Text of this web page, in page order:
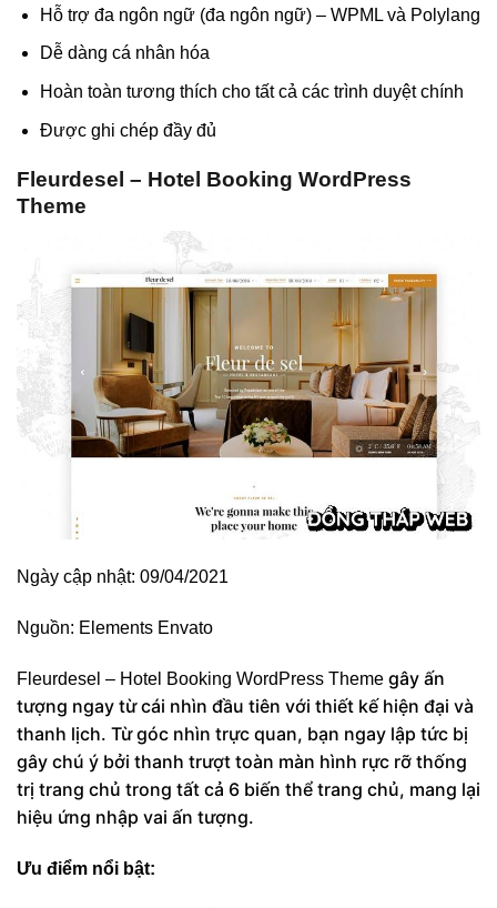
Hỗ trợ đa ngôn ngữ (đa ngôn ngữ) – WPML và Polylang
Dễ dàng cá nhân hóa
Hoàn toàn tương thích cho tất cả các trình duyệt chính
Được ghi chép đầy đủ
Fleurdesel – Hotel Booking WordPress
Theme
Ngày cập nhật: 09/04/2021
Nguồn: Elements Envato
Fleurdesel – Hotel Booking WordPress Theme gây ấn
tượng ngay từ cái nhìn đầu tiên với thiết kế hiện đại và
thanh lịch. Từ góc nhìn trực quan, bạn ngay lập tức bị
gây chú ý bởi thanh trượt toàn màn hình rực rỡ thống
trị trang chủ trong tất cả 6 biến thể trang chủ, mang lại
hiệu ứng nhập vai ấn tượng.
Ưu điểm nổi bật: